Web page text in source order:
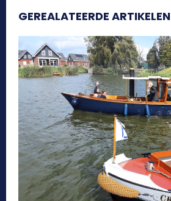
GEREALATEERDE ARTIKELEN